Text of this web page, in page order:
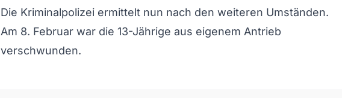
Die Kriminalpolizei ermittelt nun nach den weiteren Umständen.
Am 8. Februar war die 13-Jährige aus eigenem Antrieb
verschwunden.